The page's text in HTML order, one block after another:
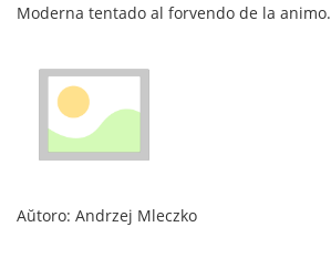
Moderna tentado al forvendo de la animo.
Aŭtoro: Andrzej Mleczko